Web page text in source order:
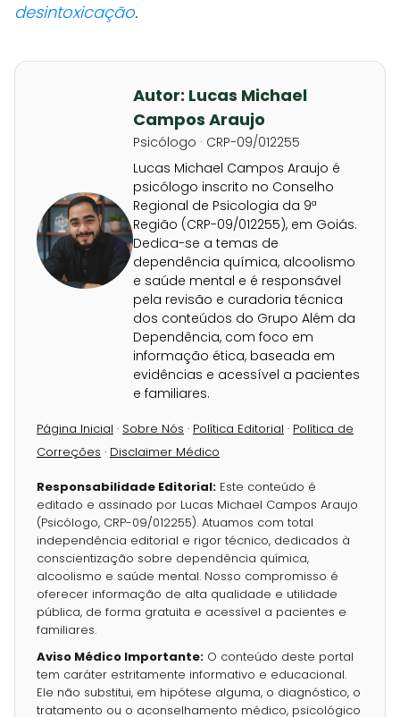
desintoxicação.
Autor: Lucas Michael
Campos Araujo
Psicólogo · CRP-09/012255
Lucas Michael Campos Araujo é
psicólogo inscrito no Conselho
Regional de Psicologia da 9ª
Região (CRP-09/012255), em Goiás.
Dedica-se a temas de
dependência química, alcoolismo
e saúde mental e é responsável
pela revisão e curadoria técnica
dos conteúdos do Grupo Além da
Dependência, com foco em
informação ética, baseada em
evidências e acessível a pacientes
e familiares.
Página Inicial · Sobre Nós · Política Editorial · Política de
Correções · Disclaimer Médico
Responsabilidade Editorial: Este conteúdo é
editado e assinado por Lucas Michael Campos Araujo
(Psicólogo, CRP-09/012255). Atuamos com total
independência editorial e rigor técnico, dedicados à
conscientização sobre dependência química,
alcoolismo e saúde mental. Nosso compromisso é
oferecer informação de alta qualidade e utilidade
pública, de forma gratuita e acessível a pacientes e
familiares.
Aviso Médico Importante: O conteúdo deste portal
tem caráter estritamente informativo e educacional.
Ele não substitui, em hipótese alguma, o diagnóstico, o
tratamento ou o aconselhamento médico, psicológico